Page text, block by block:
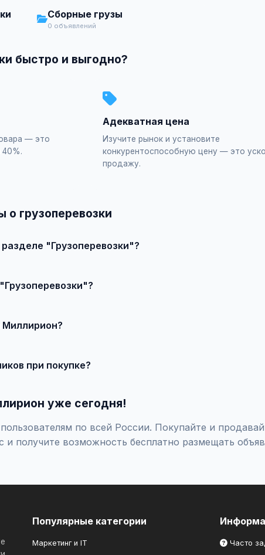
Сборные грузы
0 объявлений
быстро и выгодно?
— это
40%.
Адекватная цена
Изучите рынок и установите
конкурентоспособную цену — это
продажу.
о грузоперевозки
"Грузоперевозки"?
Миллирион?
при покупке?
уже сегодня!
по всей России. Покупайте и
и получите возможность бесплатно размещать
Популярные категории
Маркетинг и IT Часто